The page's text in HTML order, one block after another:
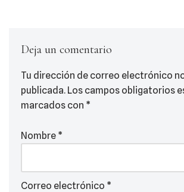
Deja un comentario
Tu dirección de correo electrónico
publicada. Los campos obligatorios
marcados con *
Nombre *
Correo electrónico *